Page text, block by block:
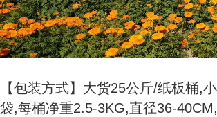
【包装方式】大货25公斤/纸板桶,
袋,每桶净重2.5-3KG,直径36-